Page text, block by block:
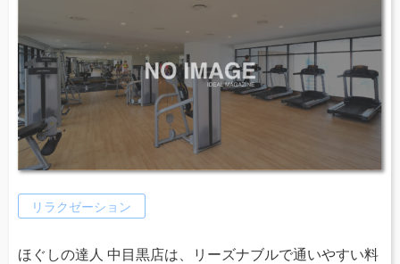
リラクゼーション
ほぐしの達人 中目黒店は、リーズナブルで通いやすい料